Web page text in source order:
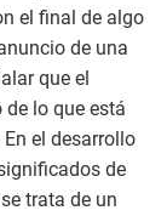
el final de algo
de una
que el
lo que está
el desarrollo
de
trata de un